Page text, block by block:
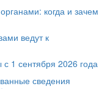
когда и зачем
ведут к
1 сентября 2026 года
сведения